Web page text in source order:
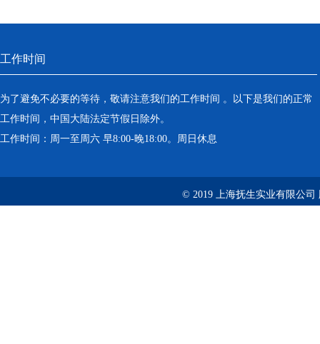
工作时间
为了避免不必要的等待，敬请注意我们的工作时间 。以下是我们的正常
工作时间，中国大陆法定节假日除外。
工作时间：周一至周六 早8:00-晚18:00。周日休息
© 2019 上海抚生实业有限公司